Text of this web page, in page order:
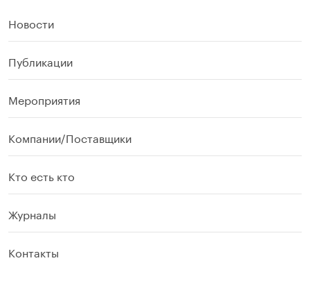
Новости
Публикации
Мероприятия
Компании/Поставщики
Кто есть кто
Журналы
Контакты